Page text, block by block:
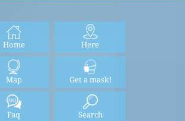
Home Here
Map Get a mask!
Faq Search